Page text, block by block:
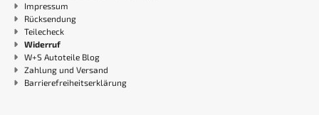
Impressum
Rücksendung
Teilecheck
Widerruf
W+S Autoteile Blog
Zahlung und Versand
Barrierefreiheitserklärung